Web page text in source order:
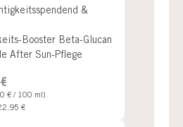
&
Booster Beta-Glucan
After Sun-Pflege
€ / 100 ml)
€
Preis: